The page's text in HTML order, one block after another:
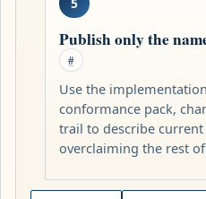
Publish only the
#
Use the
conformance pack,
trail to describe
overclaiming the rest